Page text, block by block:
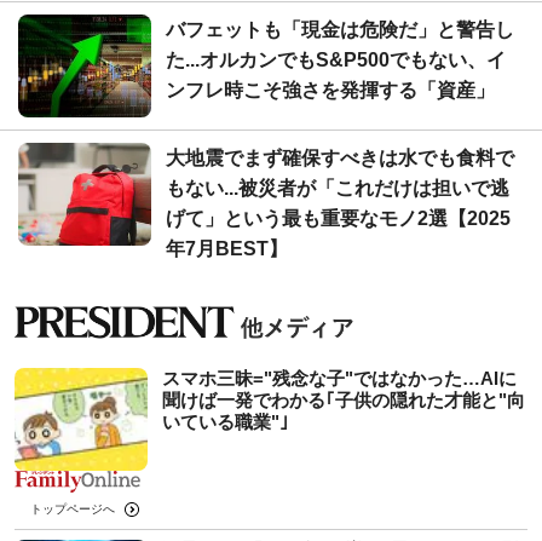
バフェットも「現金は危険だ」と警告し
た...オルカンでもS&P500でもない、イ
ンフレ時こそ強さを発揮する「資産」
大地震でまず確保すべきは水でも食料で
もない...被災者が「これだけは担いで逃
げて」という最も重要なモノ2選【2025
年7月BEST】
スマホ三昧="残念な子"ではなかった…AIに
聞けば一発でわかる｢子供の隠れた才能と"向
いている職業"｣
トップページへ